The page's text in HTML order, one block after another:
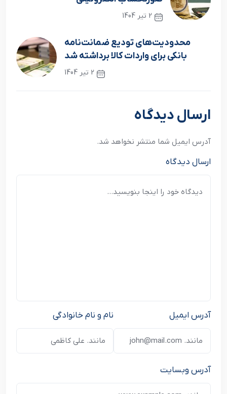
2 تیر 1404
محدودیت‌های تودیع ضمانت‌نامه
بانکی برای واردات کالا برداشته شد
2 تیر 1404
نوشته بعدی
ارسال دیدگاه
آدرس ایمیل شما منتشر نخواهد شد.
ارسال دیدگاه
نام و نام خانوادگی آدرس ایمیل
آدرس وبسایت